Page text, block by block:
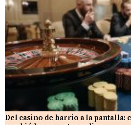
Del casino de barrio a la pantalla: